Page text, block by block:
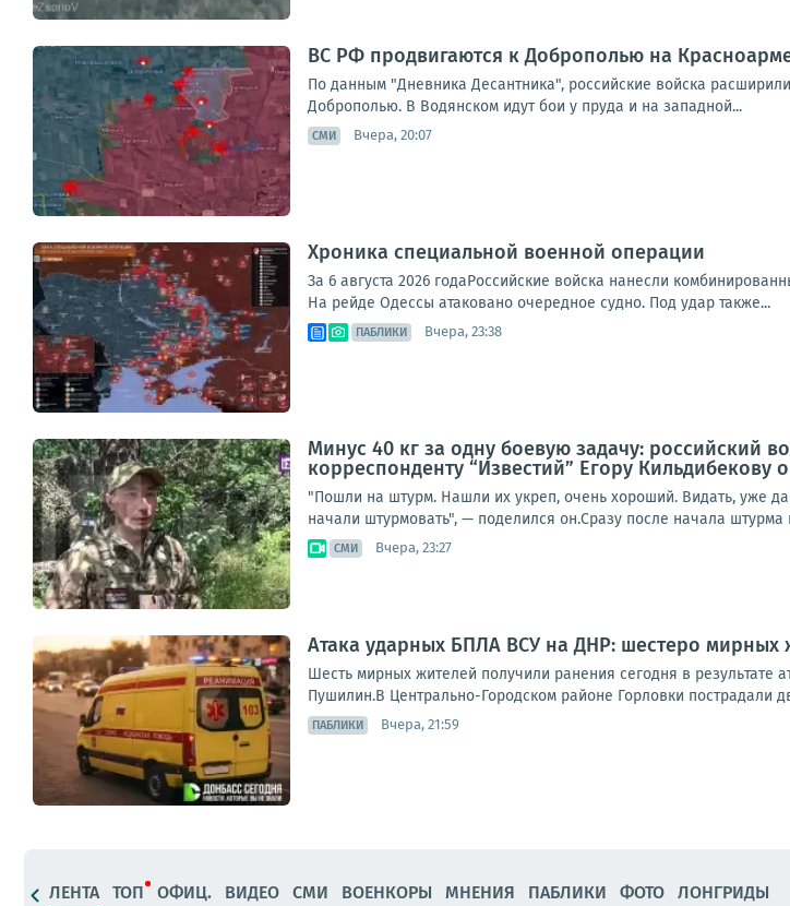
ВС РФ продвигаются к Доброполью на
По данным "Дневника Десантника", российские войска
Доброполью. В Водянском идут бои у пруда и на западной...
СМИ Вчера, 20:07
Хроника специальной военной операции
За 6 августа 2026 годаРоссийские войска нанесли
На рейде Одессы атаковано очередное судно. Под удар также...
ПАБЛИКИ Вчера, 23:38
Минус 40 кг за одну боевую задачу: российский
корреспонденту “Известий” Егору Кильдибекову
"Пошли на штурм. Нашли их укреп, очень хороший. Видать, уже
начали штурмовать", — поделился он.Сразу после начала штурма
СМИ Вчера, 23:27
Атака ударных БПЛА ВСУ на ДНР: шестеро мирных
Шесть мирных жителей получили ранения сегодня в результате
Пушилин.В Центрально-Городском районе Горловки пострадали
ПАБЛИКИ Вчера, 21:59
ЛЕНТА ТОП ОФИЦ. ВИДЕО СМИ ВОЕНКОРЫ МНЕНИЯ ПАБЛИКИ ФОТО ЛОНГРИДЫ